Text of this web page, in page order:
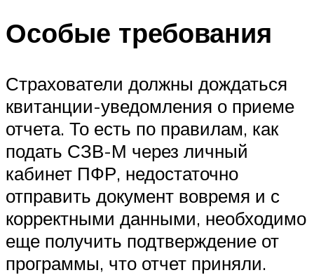
Особые требования
Страхователи должны дождаться
квитанции-уведомления о приеме
отчета. То есть по правилам, как
подать СЗВ-М через личный
кабинет ПФР, недостаточно
отправить документ вовремя и с
корректными данными, необходимо
еще получить подтверждение от
программы, что отчет приняли.